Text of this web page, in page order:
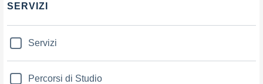
SERVIZI
Servizi
Percorsi di Studio